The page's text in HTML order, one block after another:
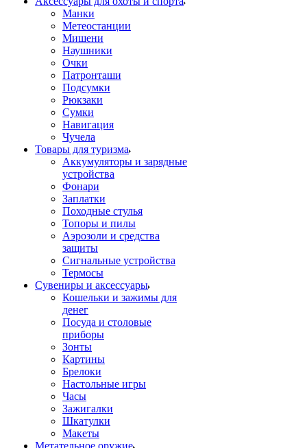
Манки
Метеостанции
Мишени
Наушники
Очки
Патронташи
Подсумки
Рюкзаки
Сумки
Навигация
Чучела
Товары для туризма
Аккумуляторы и зарядные
устройства
Фонари
Заплатки
Походные стулья
Топоры и пилы
Аэрозоли и средства
защиты
Сигнальные устройства
Термосы
Сувениры и аксессуары
Кошельки и зажимы для
денег
Посуда и столовые
приборы
Зонты
Картины
Брелоки
Настольные игры
Часы
Зажигалки
Шкатулки
Макеты
Метательное оружие